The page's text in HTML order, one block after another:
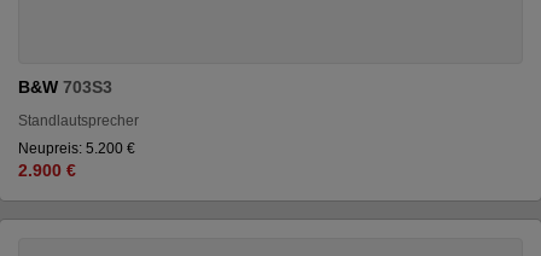
B&W 703S3
Standlautsprecher
Neupreis: 5.200 €
2.900 €